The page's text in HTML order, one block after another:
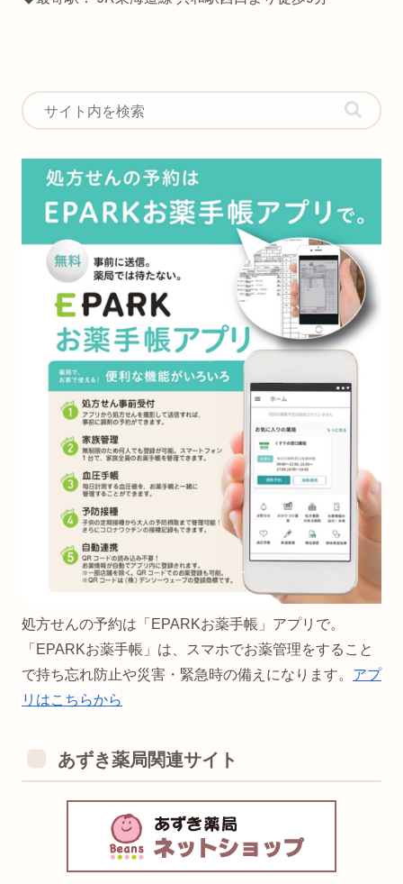
処方せんの予約は「EPARKお薬手帳」アプリで。
「EPARKお薬手帳」は、スマホでお薬管理をすること
で持ち忘れ防止や災害・緊急時の備えになります。 アプ
リはこちらから
あずき薬局関連サイト